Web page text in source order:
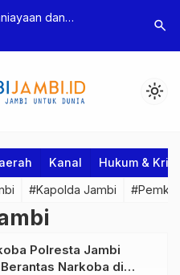
dan
Dua Tersangka
Polres
Dua
search
light_mode
Kanal Hukum &
#Kapolda Jambi
Polresta Jambi
Narkoba di